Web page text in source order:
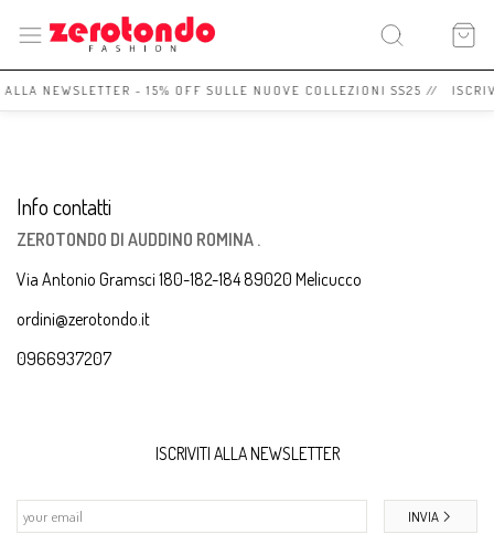
NEWSLETTER - 15% OFF SULLE NUOVE COLLEZIONI SS25 //
Info contatti
ZEROTONDO DI AUDDINO ROMINA .
Via Antonio Gramsci 180-182-184 89020 Melicucco
ordini@zerotondo.it
0966937207
ISCRIVITI ALLA NEWSLETTER
INVIA